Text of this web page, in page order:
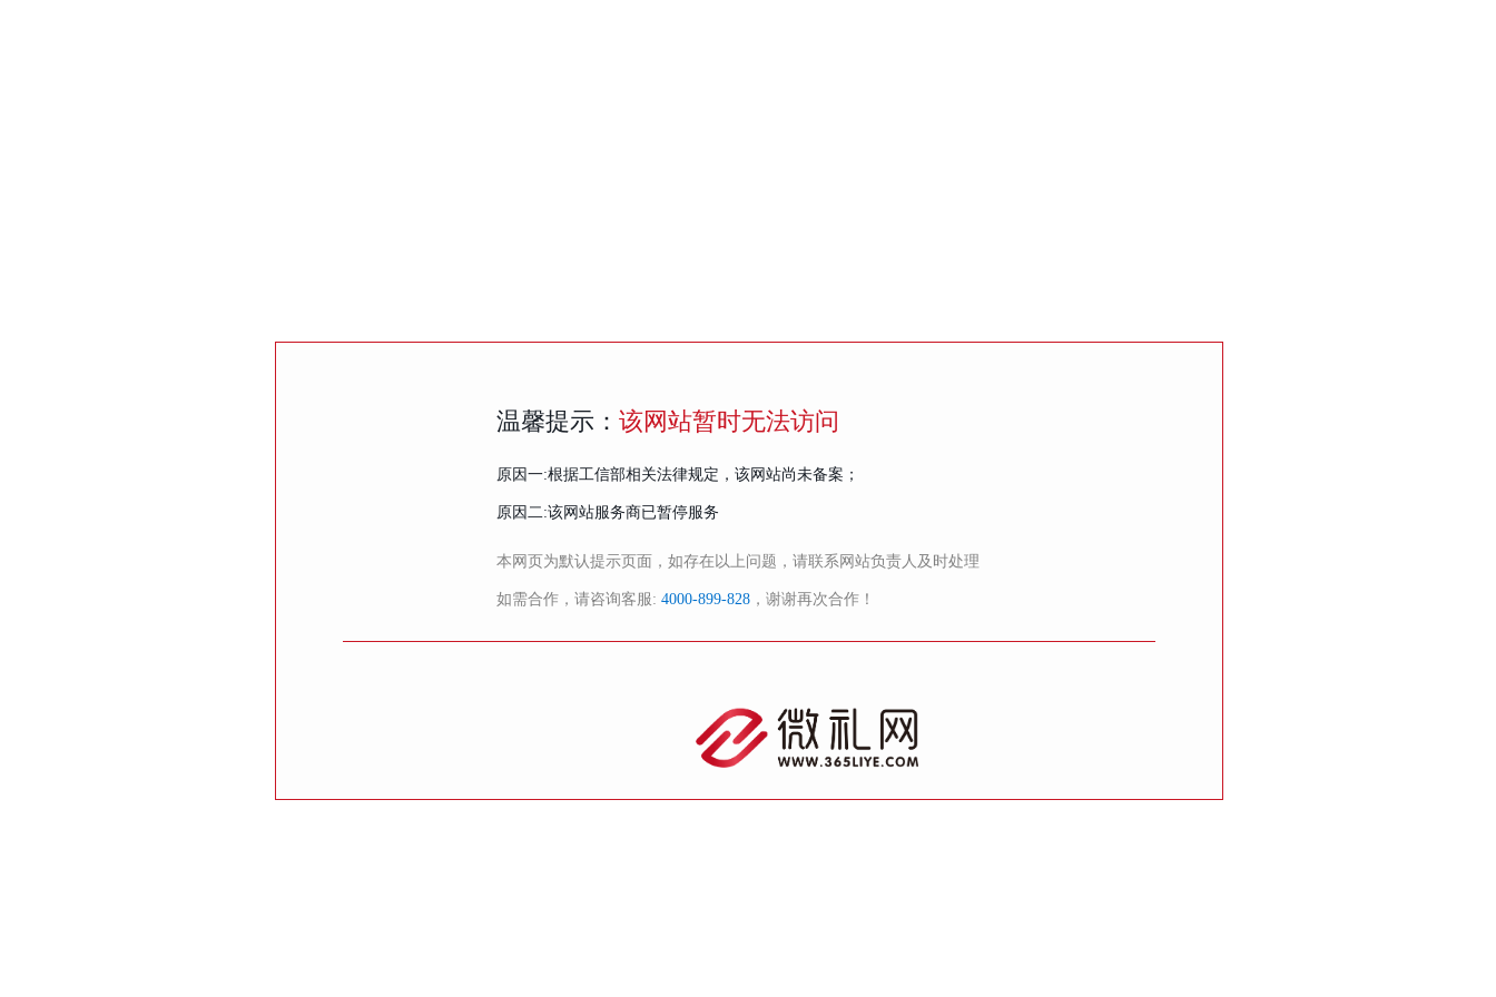
温馨提示： 该网站暂时无法访问
原因一:根据工信部相关法律规定，该网站尚未备案；
原因二:该网站服务商已暂停服务
本网页为默认提示页面，如存在以上问题，请联系网站负责人及时处理
如需合作，请咨询客服: 4000-899-828 ，谢谢再次合作！